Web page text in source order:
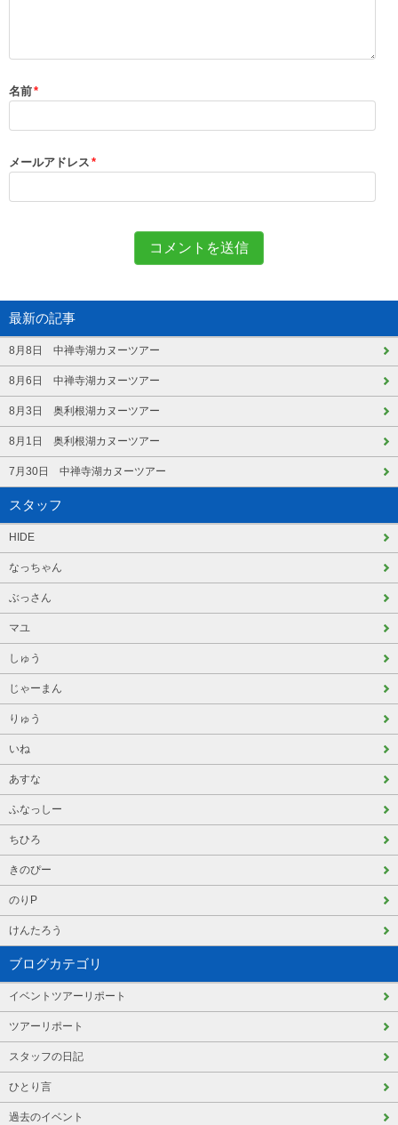
名前*
メールアドレス *
最新の記事
8月8日 中禅寺湖カヌーツアー
8月6日 中禅寺湖カヌーツアー
8月3日 奥利根湖カヌーツアー
8月1日 奥利根湖カヌーツアー
7月30日 中禅寺湖カヌーツアー
スタッフ
HIDE
なっちゃん
ぶっさん
マユ
しゅう
じゃーまん
りゅう
いね
あすな
ふなっしー
ちひろ
きのぴー
のりP
けんたろう
ブログカテゴリ
イベントツアーリポート
ツアーリポート
スタッフの日記
ひとり言
過去のイベント